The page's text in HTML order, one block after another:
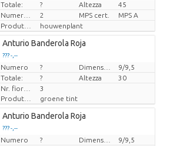
Loading...
??? -,--
Prezzo x uno
Loading...
??? -,--
Prezzo x uno
Totale:
? Altezza
45
Numero di piante/vaso
2 MPS cert.
MPS A
Produttore
houwenplant
Anturio Banderola Roja
??? -,--
Prezzo x uno
Numero ?
9/9,5
Totale:
? Altezza
30
Nr. fiore/vaso
3
Produttore
groene tint
Anturio Banderola Roja
??? -,--
Prezzo x uno
Numero ?
9/9,5